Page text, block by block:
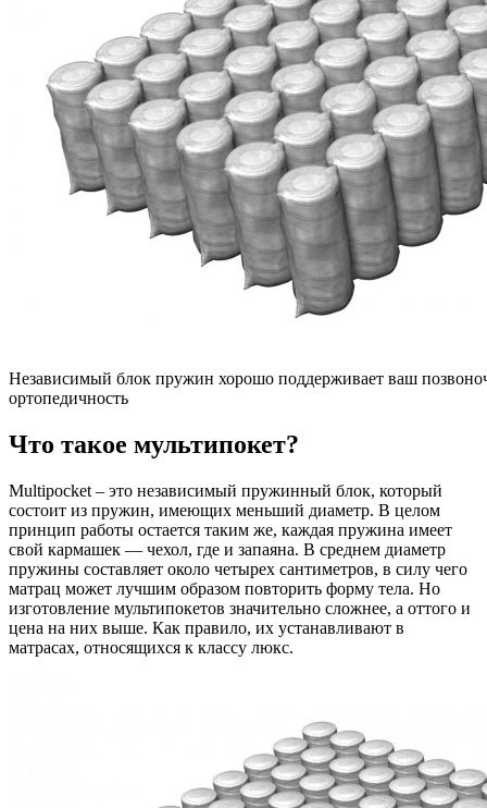
Независимый блок пружин хорошо поддерживает ваш
ортопедичность
Что такое мультипокет?
Multipocket – это независимый пружинный блок, который
состоит из пружин, имеющих меньший диаметр. В целом
принцип работы остается таким же, каждая пружина имеет
свой кармашек — чехол, где и запаяна. В среднем диаметр
пружины составляет около четырех сантиметров, в силу чего
матрац может лучшим образом повторить форму тела. Но
изготовление мультипокетов значительно сложнее, а оттого и
цена на них выше. Как правило, их устанавливают в
матрасах, относящихся к классу люкс.